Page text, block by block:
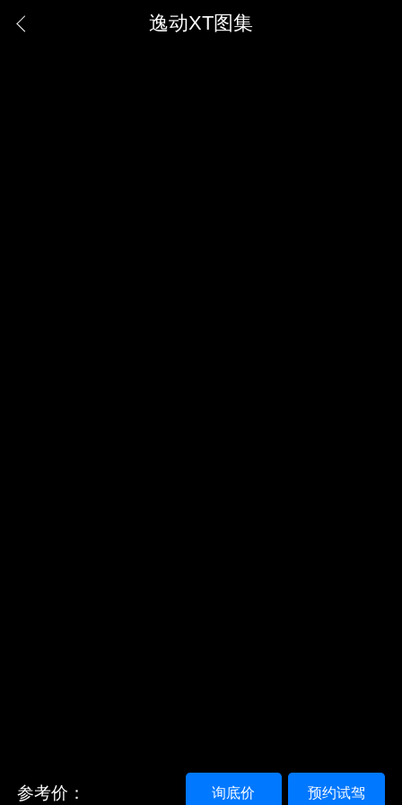
逸动XT图集
参考价： 预约试驾
询底价